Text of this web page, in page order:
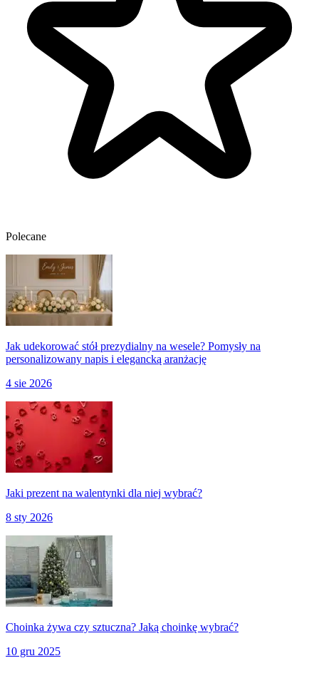
Polecane
Jak udekorować stół prezydialny na wesele? Pomysły na
personalizowany napis i elegancką aranżację
4 sie 2026
Jaki prezent na walentynki dla niej wybrać?
8 sty 2026
Choinka żywa czy sztuczna? Jaką choinkę wybrać?
10 gru 2025